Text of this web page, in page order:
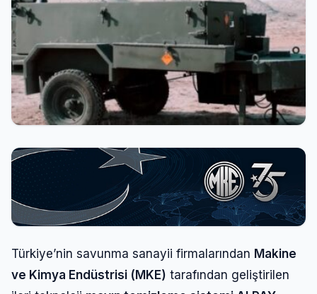
Türkiye’nin savunma sanayii firmalarından Makine
ve Kimya Endüstrisi (MKE) tarafından geliştirilen
Kullanıcı Adı veya E-posta
Şifre
Beni Hatırla Şifremi Unuttum
Giriş Yap